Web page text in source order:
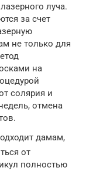
луча.
за счет
не только для
на
солярия и
отмена
дамам,
от
полностью